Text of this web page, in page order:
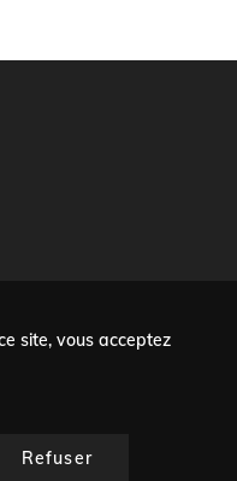
Mentions légales
site, vous acceptez
Refuser